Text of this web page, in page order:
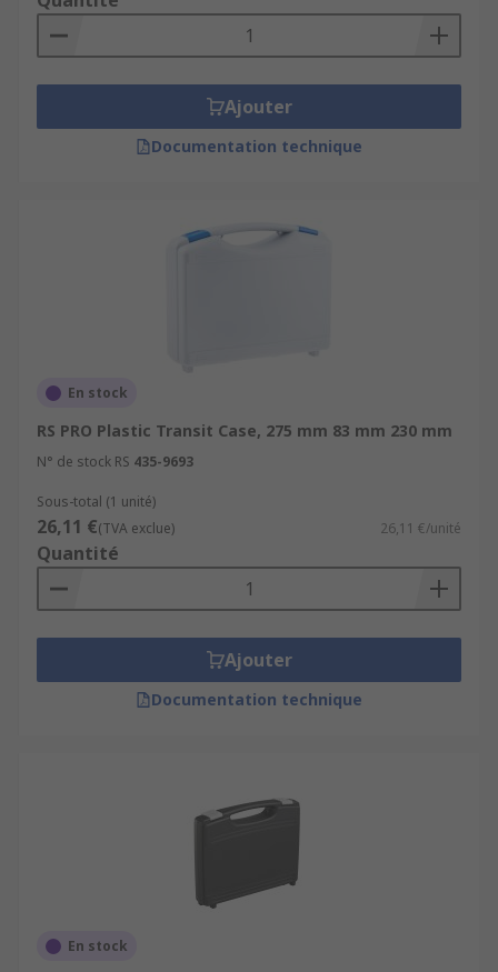
exhibitions or when moving heavy or large items
and equipment.
Ajouter
Documentation technique
En stock
RS PRO Plastic Transit Case, 275 mm 83 mm 230 mm
N° de stock RS 435-9693
Sous-total (1 unité)
26,11 €(TVA exclue) 26,11 €/unité
Quantité
Ajouter
Documentation technique
En stock